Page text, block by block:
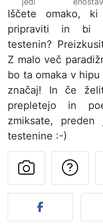
Iščete omako,
pripraviti in bi
testenin?
Z malo več
bo ta omaka v
značaj! In če
prepletejo in
zmiksate,
testenine :-)
Objavite